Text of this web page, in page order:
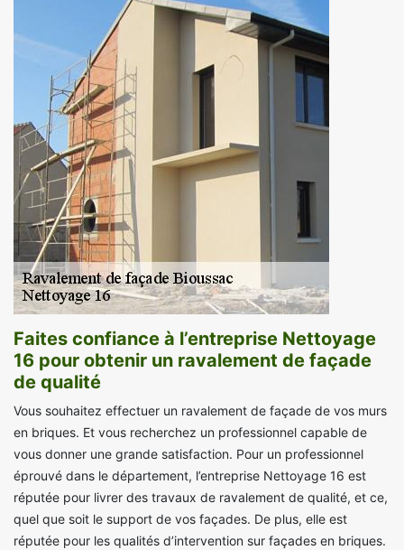
Faites confiance à l’entreprise Nettoyage
16 pour obtenir un ravalement de façade
de qualité
Vous souhaitez effectuer un ravalement de façade de vos murs
en briques. Et vous recherchez un professionnel capable de
vous donner une grande satisfaction. Pour un professionnel
éprouvé dans le département, l’entreprise Nettoyage 16 est
réputée pour livrer des travaux de ravalement de qualité, et ce,
quel que soit le support de vos façades. De plus, elle est
réputée pour les qualités d’intervention sur façades en briques.